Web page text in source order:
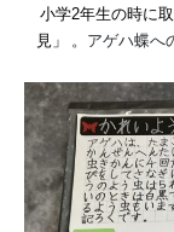
小学2年生の時に
見」
。アゲハ蝶へ